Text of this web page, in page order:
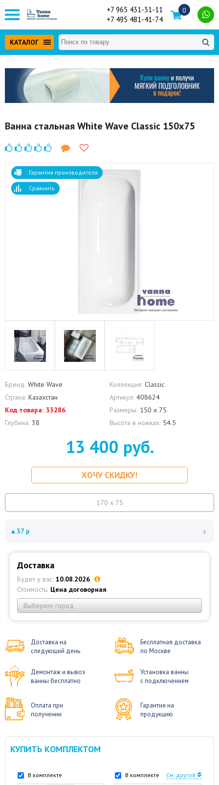
+7 965 431-31-11
+7 495 481-41-74
0
КАТАЛОГ
Ванна стальная White Wave Classic 150x75
Гарантия производителя
Сравнить
Бренд: White Wave Коллекция: Classic
Страна: Казахстан Артикул: 408624
Код товара: 33286 Размеры: 150 х 75
Глубина: 38 Высота в ножках: 54.5
13 400 руб.
ХОЧУ СКИДКУ!
170 x 75
▲ 37 р ›
Доставка
Будет у вас: 10.08.2026
Стоимость: Цена договорная
Выберите город
Доставка на
следующий день
Бесплатная доставка
по Москве
Демонтаж и вывоз
ванны бесплатно
Установка ванны
с подключением
Оплата при
получении
Гарантия на
продукцию
КУПИТЬ КОМПЛЕКТОМ
В комплекте В комплекте См. другой